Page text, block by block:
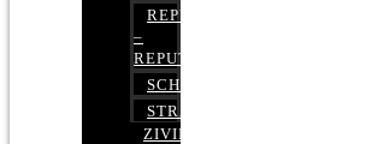
REPUTATIONSRECHT
–
REPUTATIONSMANAGEMENT
SCHUFARECHT
STRAFRECHT
ZIVILRECHT